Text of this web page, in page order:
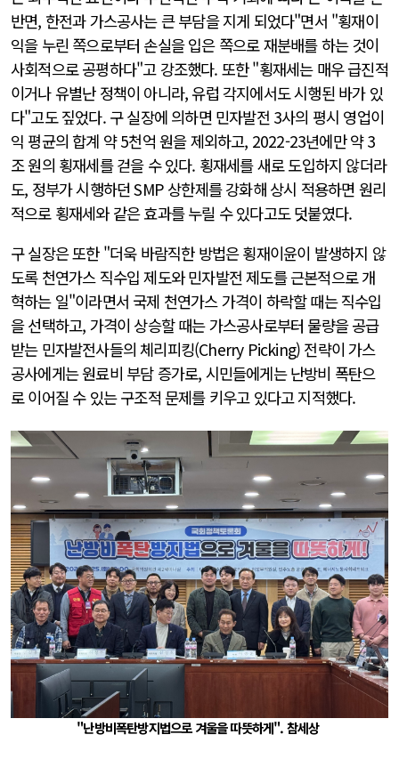
반면, 한전과 가스공사는 큰 부담을 지게 되었다"면서 "횡재이
익을 누린 쪽으로부터 손실을 입은 쪽으로 재분배를 하는 것이
사회적으로 공평하다"고 강조했다. 또한 "횡재세는 매우 급진적
이거나 유별난 정책이 아니라, 유럽 각지에서도 시행된 바가 있
다"고도 짚었다. 구 실장에 의하면 민자발전 3사의 평시 영업이
익 평균의 합계 약 5천억 원을 제외하고, 2022-23년에만 약 3
조 원의 횡재세를 걷을 수 있다. 횡재세를 새로 도입하지 않더라
도, 정부가 시행하던 SMP 상한제를 강화해 상시 적용하면 원리
적으로 횡재세와 같은 효과를 누릴 수 있다고도 덧붙였다.
구 실장은 또한 "더욱 바람직한 방법은 횡재이윤이 발생하지 않
도록 천연가스 직수입 제도와 민자발전 제도를 근본적으로 개
혁하는 일"이라면서 국제 천연가스 가격이 하락할 때는 직수입
을 선택하고, 가격이 상승할 때는 가스공사로부터 물량을 공급
받는 민자발전사들의 체리피킹(Cherry Picking) 전략이 가스
공사에게는 원료비 부담 증가로, 시민들에게는 난방비 폭탄으
로 이어질 수 있는 구조적 문제를 키우고 있다고 지적했다.
"난방비폭탄방지법으로 겨울을 따뜻하게". 참세상